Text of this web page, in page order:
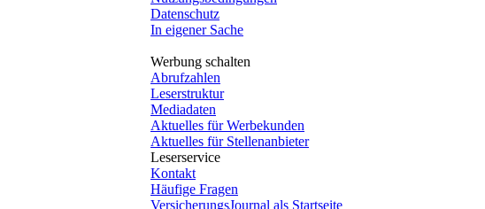
Datenschutz
In eigener Sache
Werbung schalten
Abrufzahlen
Leserstruktur
Mediadaten
Aktuelles für Werbekunden
Aktuelles für Stellenanbieter
Leserservice
Kontakt
Häufige Fragen
VersicherungsJournal als Startseite